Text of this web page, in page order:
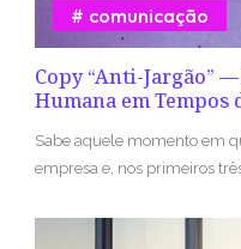
Copy “Anti-Jargão”
Humana em Tempos
comunicação
Sabe aquele momento em
empresa e, nos primeiros